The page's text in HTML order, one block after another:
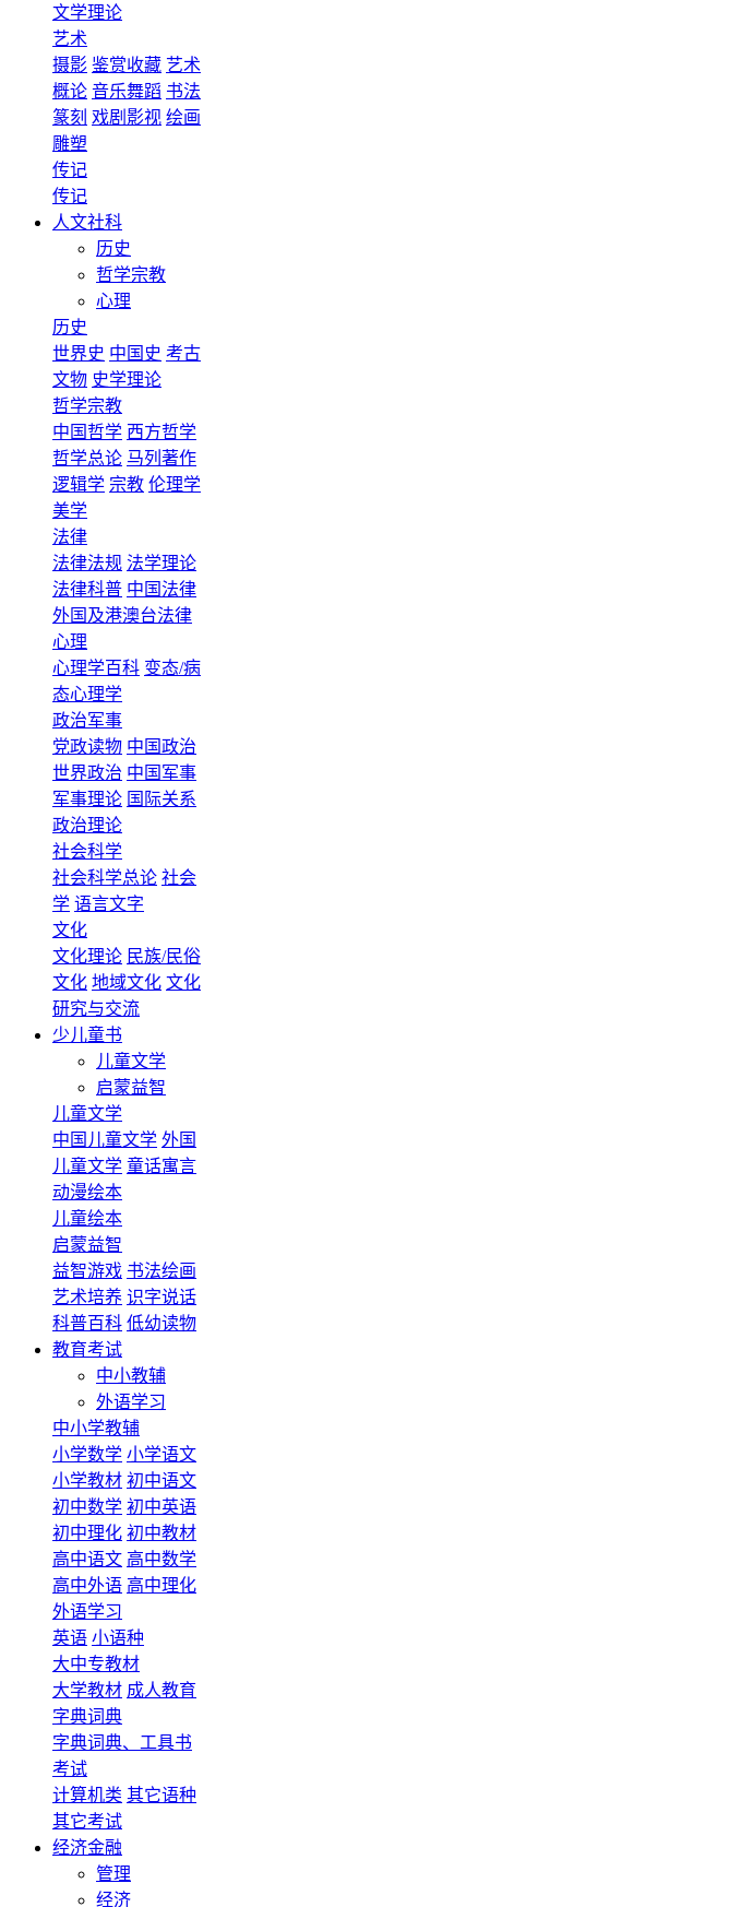
文学理论
艺术
摄影 鉴赏收藏 艺术
概论 音乐舞蹈 书法
篆刻 戏剧影视 绘画
雕塑
传记
传记
人文社科
历史
哲学宗教
心理
历史
世界史 中国史 考古
文物 史学理论
哲学宗教
中国哲学 西方哲学
哲学总论 马列著作
逻辑学 宗教 伦理学
美学
法律
法律法规 法学理论
法律科普 中国法律
外国及港澳台法律
心理
心理学百科 变态/病
态心理学
政治军事
党政读物 中国政治
世界政治 中国军事
军事理论 国际关系
政治理论
社会科学
社会科学总论 社会
学 语言文字
文化
文化理论 民族/民俗
文化 地域文化 文化
研究与交流
少儿童书
儿童文学
启蒙益智
儿童文学
中国儿童文学 外国
儿童文学 童话寓言
动漫绘本
儿童绘本
启蒙益智
益智游戏 书法绘画
艺术培养 识字说话
科普百科 低幼读物
教育考试
中小教辅
外语学习
中小学教辅
小学数学 小学语文
小学教材 初中语文
初中数学 初中英语
初中理化 初中教材
高中语文 高中数学
高中外语 高中理化
外语学习
英语 小语种
大中专教材
大学教材 成人教育
字典词典
字典词典、工具书
考试
计算机类 其它语种
其它考试
经济金融
管理
经济